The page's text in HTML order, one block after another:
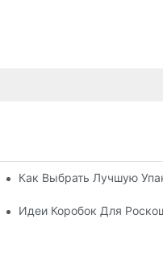
Упаковочные Решения
Как Выбрать Лучшую
Кожей, Повышающий
Идеи Коробок Для